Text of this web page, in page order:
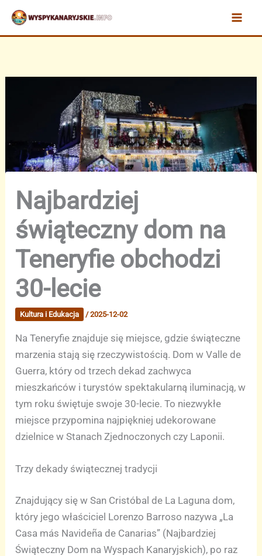
Przejdź
treści
Najbardziej
świąteczny dom na
Teneryfie obchodzi
30-lecie
Kultura i Edukacja /2025-12-02
Na Teneryfie znajduje się miejsce, gdzie świąteczne
marzenia stają się rzeczywistością. Dom w Valle de
Guerra, który od trzech dekad zachwyca
mieszkańców i turystów spektakularną iluminacją, w
tym roku świętuje swoje 30-lecie. To niezwykłe
miejsce przypomina najpiękniej udekorowane
dzielnice w Stanach Zjednoczonych czy Laponii.
Trzy dekady świątecznej tradycji
Znajdujący się w San Cristóbal de La Laguna dom,
który jego właściciel Lorenzo Barroso nazywa „La
Casa más Navideña de Canarias” (Najbardziej
Świąteczny Dom na Wyspach Kanaryjskich), po raz